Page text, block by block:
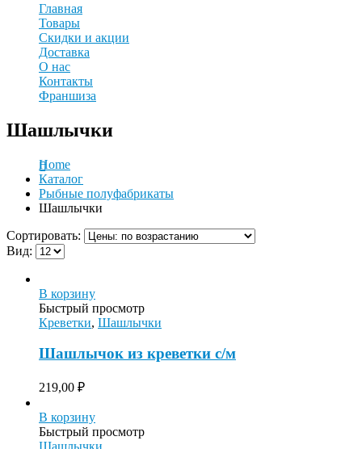
Главная
Товары
Скидки и акции
Доставка
О нас
Контакты
Франшиза
Шашлычки
Home
Каталог
Рыбные полуфабрикаты
Шашлычки
Сортировать:
Вид:
В корзину
Быстрый просмотр
Креветки, Шашлычки
Шашлычок из креветки с/м
219,00 ₽
В корзину
Быстрый просмотр
Шашлычки